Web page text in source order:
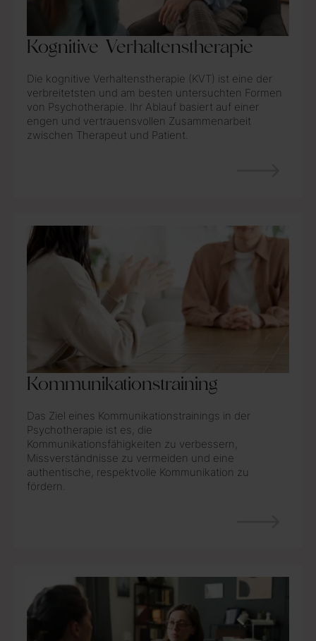
Kognitive Verhaltenstherapie
Die kognitive Verhaltenstherapie (KVT) ist eine der
verbreitetsten und am besten untersuchten Formen
von Psychotherapie. Ihr Ablauf basiert auf einer
engen und vertrauensvollen Zusammenarbeit
zwischen Therapeut und Patient.
Kommunikationstraining
Das Ziel eines Kommunikationstrainings in der
Psychotherapie ist es, die
Kommunikationsfähigkeiten zu verbessern,
Missverständnisse zu vermeiden und eine
authentische, respektvolle Kommunikation zu
fördern.